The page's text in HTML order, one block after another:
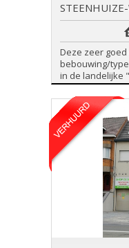
Deze zeer
bebouwing/
in de landelijke